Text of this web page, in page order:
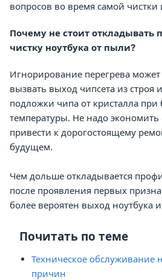
вопросов во время самой чистки
Почему не стоит откладывать
чистку ноутбука от пыли?
Игнорирование перегрева
вызвать выход чипсета из строя
подложки чипа от кристалла
температуры. Не надо экономить
привести к дорогостоящему
будущем.
Чем дольше откладывается
после проявления первых
более вероятен выход ноутбука
Почитать по теме
Техническое обслуживание
причин